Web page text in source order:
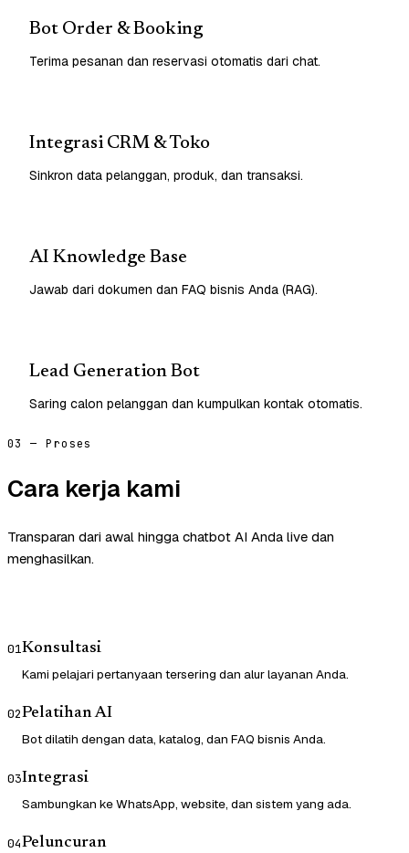
Bot Order & Booking
Terima pesanan dan reservasi otomatis dari chat.
Integrasi CRM & Toko
Sinkron data pelanggan, produk, dan transaksi.
AI Knowledge Base
Jawab dari dokumen dan FAQ bisnis Anda (RAG).
Lead Generation Bot
Saring calon pelanggan dan kumpulkan kontak otomatis.
03 — Proses
Cara kerja kami
Transparan dari awal hingga chatbot AI Anda live dan
menghasilkan.
01Konsultasi
Kami pelajari pertanyaan tersering dan alur layanan Anda.
02Pelatihan AI
Bot dilatih dengan data, katalog, dan FAQ bisnis Anda.
03Integrasi
Sambungkan ke WhatsApp, website, dan sistem yang ada.
04Peluncuran